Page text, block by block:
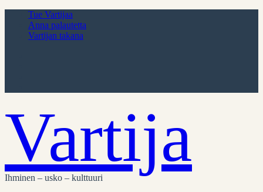
Tue Vartijaa
Anna palautetta
Vartijan takana
Vartija
Ihminen – usko – kulttuuri